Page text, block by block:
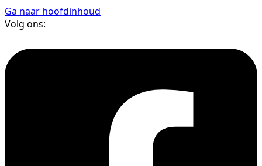
Ga naar hoofdinhoud
Volg ons: